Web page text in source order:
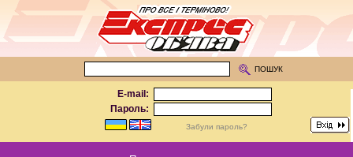
E-mail:
Пароль:
Забули пароль?
ПОШУК